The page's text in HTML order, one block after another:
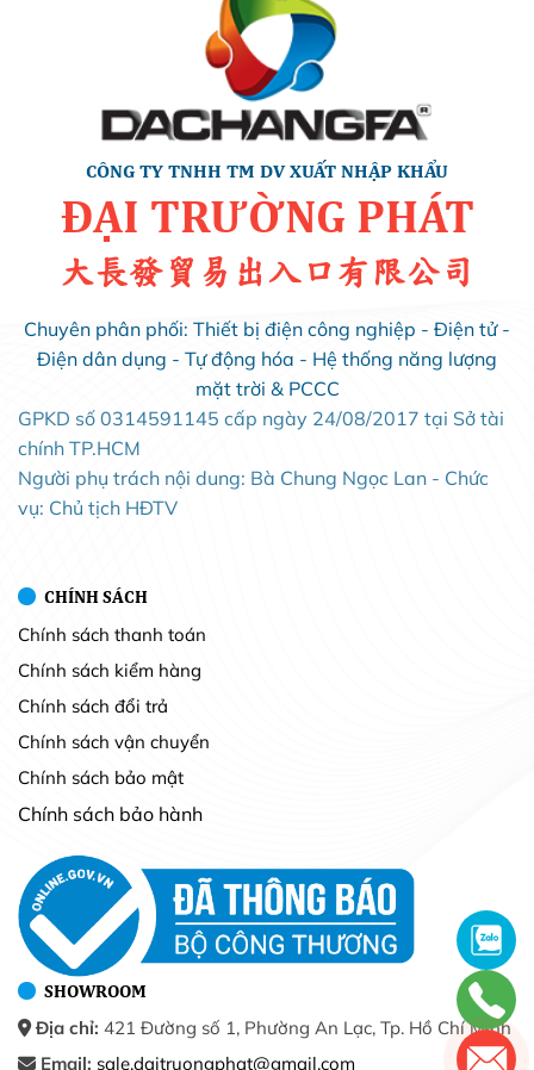
CÔNG TY TNHH TM DV XUẤT NHẬP KHẨU
ĐẠI TRƯỜNG PHÁT
大長發貿易出入口有限公司
Chuyên phân phối: Thiết bị điện công nghiệp - Điện tử -
Điện dân dụng - Tự động hóa - Hệ thống năng lượng
mặt trời & PCCC
GPKD số 0314591145 cấp ngày 24/08/2017 tại Sở tài
chính TP.HCM
Người phụ trách nội dung: Bà Chung Ngọc Lan - Chức
vụ: Chủ tịch HĐTV
CHÍNH SÁCH
Chính sách thanh toán
Chính sách kiểm hàng
Chính sách đổi trả
Chính sách vận chuyển
Chính sách bảo mật
Chính sách bảo hành
SHOWROOM
Địa chỉ: 421 Đường số 1, Phường An Lạc, Tp. Hồ Chí Minh
Email: sale.daitruongphat@gmail.com